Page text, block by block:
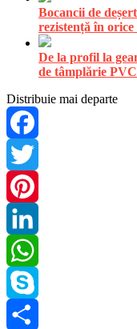
Bocancii de
rezistență în
De la profil la
de tâmplărie PVC
Distribuie mai departe
Facebook
Twitter
Pinterest
LinkedIn
WhatsApp
Skype